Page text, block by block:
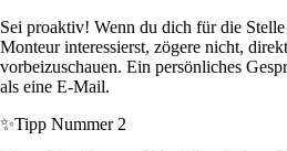
Sei proaktiv! Wenn du dich für die
Monteur interessierst, zögere nicht,
vorbeizuschauen. Ein persönliches
als eine E-Mail.
✨Tipp Nummer 2